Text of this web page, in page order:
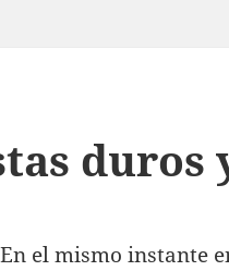
duros
el mismo instante